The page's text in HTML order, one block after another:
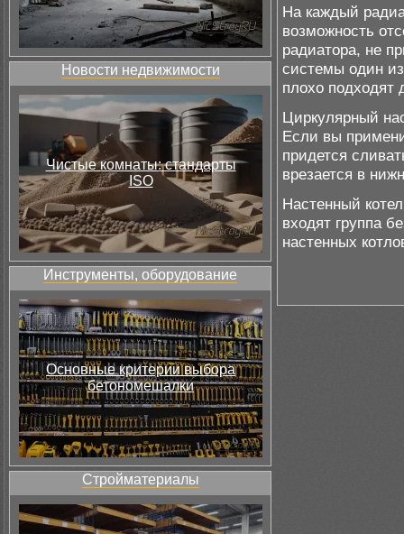
Новости недвижимости
Чистые комнаты: стандарты
ISO
Инструменты, оборудование
Основные критерии выбора
бетономешалки
Стройматериалы
На каждый
возможность
радиатора, не
системы один
плохо подходят
Циркулярный
Если вы
придется
врезается в
Настенный
входят группа
настенных